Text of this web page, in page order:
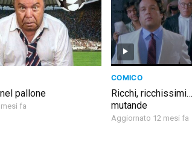
pallone
fa
COMICO
Ricchi,
mutande
Aggiornato 12 mesi fa